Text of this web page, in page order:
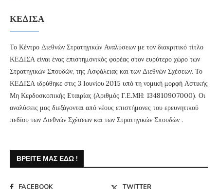
ΚΕΔΙΣΑ
Το Κέντρο Διεθνών Στρατηγικών Αναλύσεων με τον διακριτικό τίτλο
ΚΕΔΙΣΑ είναι ένας επιστημονικός φορέας στον ευρύτερο χώρο των
Στρατηγικών Σπουδών, της Ασφάλειας και των Διεθνών Σχέσεων. Το
ΚΕΔΙΣΑ ιδρύθηκε στις 3 Ιουνίου 2015 υπό τη νομική μορφή Αστικής
Μη Κερδοσκοπικής Εταιρίας (Αριθμός Γ.Ε.ΜΗ: 134810907000). Οι
αναλύσεις μας διεξάγονται από νέους επιστήμονες του ερευνητικού
πεδίου των Διεθνών Σχέσεων και των Στρατηγικών Σπουδών .
ΒΡΕΊΤΕ ΜΑΣ ΕΔΏ !
FACEBOOK
TWITTER